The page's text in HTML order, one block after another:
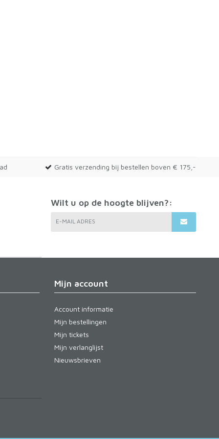
Gratis verzending bij bestellen boven € 175,-
Wilt u op de hoogte blijven?:
E-MAIL ADRES
Mijn account
Account informatie
Mijn bestellingen
Mijn tickets
Mijn verlanglijst
Nieuwsbrieven